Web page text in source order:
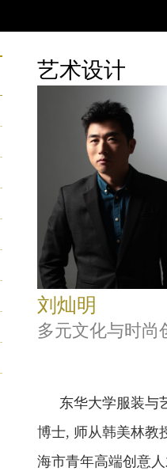
艺术设计
刘灿明
多元文化与时尚
东华大学服装与
博士, 师从韩美林教
海市青年高端创意